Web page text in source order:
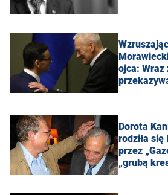
ojca: Wraz
Dorota
rodziła się
przez
„grubą